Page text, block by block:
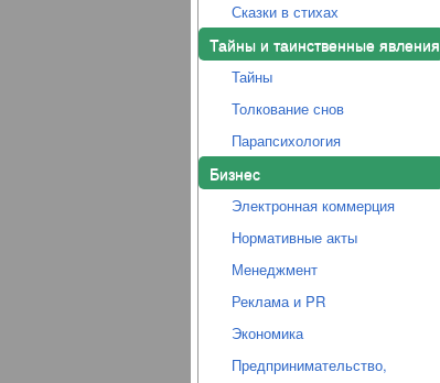
Сказки в стихах
Тайны и таинственные явления
Тайны
Толкование снов
Парапсихология
Бизнес
Электронная коммерция
Нормативные акты
Менеджмент
Реклама и PR
Экономика
Предпринимательство,